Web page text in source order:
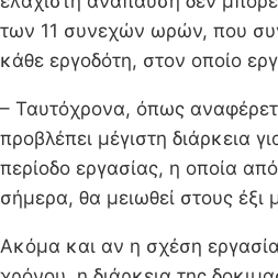
των 11 συνεχών ωρών, που
κάθε εργοδότη, στον οποίο
– Ταυτόχρονα, όπως
προβλέπει μέγιστη διάρκεια
περίοδο εργασίας, η οποία
σήμερα, θα μειωθεί στους έξι
Ακόμα και αν η σχέση